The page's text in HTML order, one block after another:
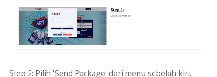
Step 2: Pilih 'Send Package' dari menu sebelah kiri.